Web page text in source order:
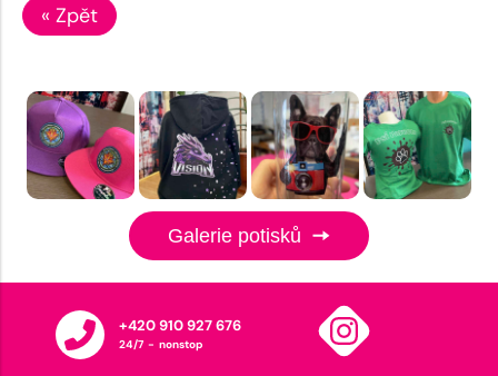
« Zpět
Galerie potisků
+420 910 927 676
24/7 - nonstop